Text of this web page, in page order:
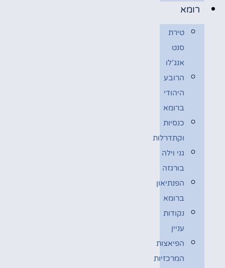
רומא
טירת
סנט
אנג’לו
הרובע
היהודי
ברומא
כנסיות
וקתדרלות
גני וילה
בורגזה
הפנתיאון
ברומא
נקודות
עניין
הפיאצות
המרכזיות